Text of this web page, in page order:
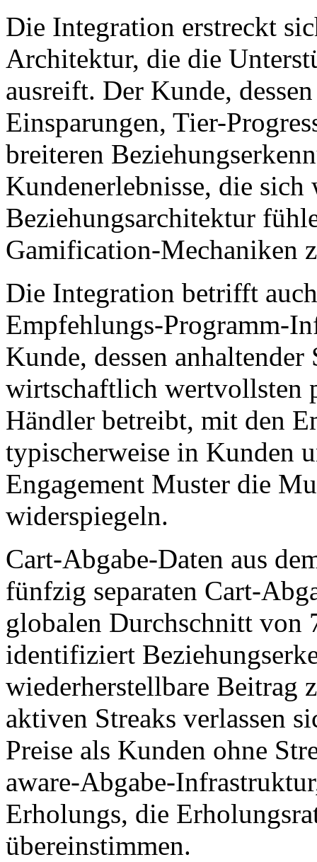
Die Integration erstreckt
Architektur, die die
ausreift. Der Kunde,
Einsparungen, Tier-
breiteren
Kundenerlebnisse, die sich
Beziehungsarchitektur
Gamification-Mechaniken
Die Integration betrifft
Empfehlungs-Programm-
Kunde, dessen
wirtschaftlich wertvollsten
Händler betreibt, mit den
typischerweise in Kunden
Engagement Muster die
widerspiegeln.
Cart-Abgabe-Daten aus
fünfzig separaten Cart-
globalen Durchschnitt von
identifiziert
wiederherstellbare Beitrag
aktiven Streaks verlassen
Preise als Kunden ohne
aware-Abgabe-
Erholungs, die
übereinstimmen.